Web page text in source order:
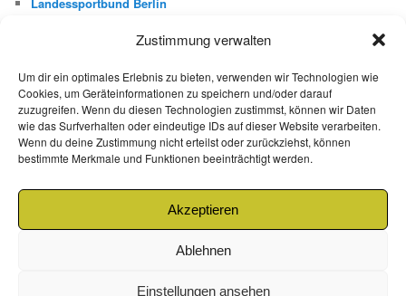
Zustimmung verwalten
Um dir ein optimales Erlebnis zu bieten, verwenden wir Technologien wie
Cookies, um Geräteinformationen zu speichern und/oder darauf
zuzugreifen. Wenn du diesen Technologien zustimmst, können wir Daten
wie das Surfverhalten oder eindeutige IDs auf dieser Website verarbeiten.
Wenn du deine Zustimmung nicht erteilst oder zurückziehst, können
bestimmte Merkmale und Funktionen beeinträchtigt werden.
Akzeptieren
Ablehnen
Einstellungen ansehen
Roman Boxberger – mobile Leistungsdiagnostik
Dirk Ritt – Red Dragon
Mo-Hwa Park – 540Grad.de
Gültekin Özcifci – Fight Shop Berlin
Kukkiwon Demonstration Team
Feuersozietät Berlin Brandenburg
Datenschutzerklärung Mit Stolz präsentiert von WordPress